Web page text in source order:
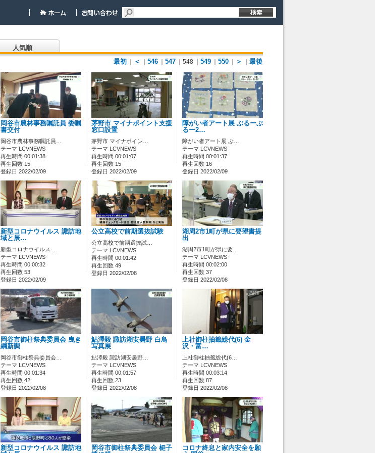
人気順
最初
＜ 546 547 ｜548 549 550 ＞ 最後
岡谷市農林事務嘱託員 委嘱
書交付
岡谷市農林事務嘱託員…
テーマ LCVNEWS
再生時間 00:01:38
再生回数 15
登録日 2022/02/09
茅野市 マイナポイント支援
窓口設置
茅野市 マイナポイン…
テーマ LCVNEWS
再生時間 00:01:07
再生回数 15
登録日 2022/02/09
障がい者アート展 ぶるーぶ
るー2…
障がい者アート展 ぶ…
テーマ LCVNEWS
再生時間 00:01:37
再生回数 16
登録日 2022/02/09
新型コロナウイルス 諏訪地
域と辰…
新型コロナウイルス …
テーマ LCVNEWS
再生時間 00:00:32
再生回数 53
登録日 2022/02/09
公立高校で前期選抜試験
公立高校で前期選抜試…
テーマ LCVNEWS
再生時間 00:01:42
再生回数 49
登録日 2022/02/08
湖周2市1町が県に要望書提
出
湖周2市1町が県に要…
テーマ LCVNEWS
再生時間 00:02:00
再生回数 37
登録日 2022/02/08
岡谷市御柱祭典委員会 曳き
綱新調
岡谷市御柱祭典委員会…
テーマ LCVNEWS
再生時間 00:01:34
再生回数 42
登録日 2022/02/08
鮎澤毅 諏訪湖安曇野 白鳥
写真展
鮎澤毅 諏訪湖安曇野…
テーマ LCVNEWS
再生時間 00:01:57
再生回数 23
登録日 2022/02/08
上社御柱抽籤総代(6) 金
沢・富…
上社御柱抽籤総代(6…
テーマ LCVNEWS
再生時間 00:03:14
再生回数 87
登録日 2022/02/08
新型コロナウイルス 諏訪地
岡谷市御柱祭典委員会 梃子
コロナ終息と家内安全を願